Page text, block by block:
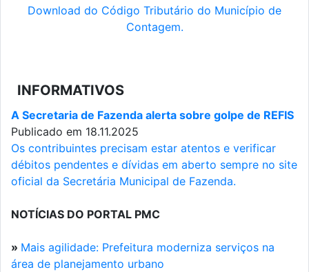
Download do Código Tributário do Município de
Contagem.
INFORMATIVOS
A Secretaria de Fazenda alerta sobre golpe de REFIS
Publicado em 18.11.2025
Os contribuintes precisam estar atentos e verificar
débitos pendentes e dívidas em aberto sempre no site
oficial da Secretária Municipal de Fazenda.
NOTÍCIAS DO PORTAL PMC
» Mais agilidade: Prefeitura moderniza serviços na
área de planejamento urbano